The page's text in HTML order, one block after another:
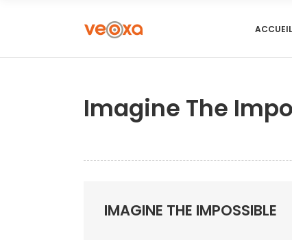
ACCUEIL
Imagine The
IMAGINE THE IMPOSSIBLE